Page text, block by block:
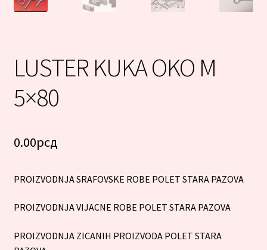
LUSTER KUKA OKO M
5×80
0.00рсд
PROIZVODNJA SRAFOVSKE ROBE POLET STARA PAZOVA
PROIZVODNJA VIJACNE ROBE POLET STARA PAZOVA
PROIZVODNJA ZICANIH PROIZVODA POLET STARA